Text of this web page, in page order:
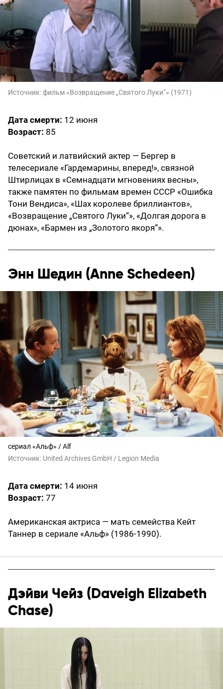
Источник:фильм «Возвращение „Святого Луки“» (1971)
Дата смерти: 12 июня
Возраст: 85
Советский и латвийский актер — Бергер в
телесериале «Гардемарины, вперед!», связной
Штирлицах в «Семнадцати мгновениях весны»,
также памятен по фильмам времен СССР «Ошибка
Тони Вендиса», «Шах королеве бриллиантов»,
«Возвращение „Святого Луки“», «Долгая дорога в
дюнах», «Бармен из „Золотого якоря“».
Энн Шедин (Anne Schedeen)
сериал «Альф» / Alf
Источник: United Archives GmbH / Legion Media
Дата смерти: 14 июня
Возраст: 77
Американская актриса — мать семейства Кейт
Таннер в сериале «Альф» (1986-1990).
Дэйви Чейз (Daveigh Elizabeth
Chase)